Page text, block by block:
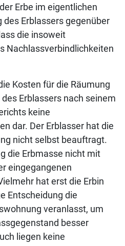
Erbe im eigentlichen
Erblassers gegenüber
die insoweit
Nachlassverbindlichkeiten
Kosten für die Räumung
Erblassers nach seinem
keine
dar. Der Erblasser hat die
nicht selbst beauftragt.
die Erbmasse nicht mit
eingegangenen
hat erst die Erbin
Entscheidung die
veranlasst, um
besser
liegen keine